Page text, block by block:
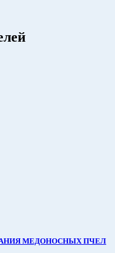
МЕДОНОСНЫХ ПЧЕЛ